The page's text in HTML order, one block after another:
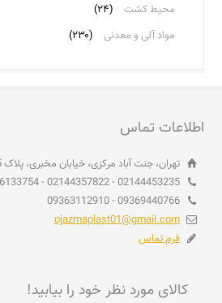
محیط کشت
(۲۴)
مواد آلی و معدنی
(۲۳۰)
اطلاعات تماس
تهران، جنت آباد مرکزی، خیابان مخبری، پلاک 215، واحد 1 غربی
02144453235 - 02144357822 - 02146133754
09369440766 - 09363112910
ojazmaplast01@gmail.com
فرم تماس
کالای مورد نظر خود را بیابید!